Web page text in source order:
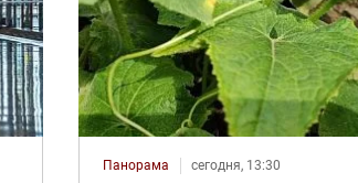
Панорама сегодня, 13:30